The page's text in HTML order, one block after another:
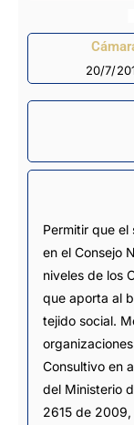
20/7/
Permitir que
en el Consejo
niveles de los
que aporta al
tejido social.
Consultivo en
del Ministerio
2615 de